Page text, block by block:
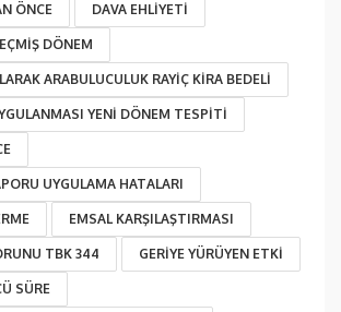
ÖNCE DAVA EHLIYETI
DÖNEM
ARABULUCULUK RAYIÇ KIRA BEDELI
YENI DÖNEM TESPITI
UYGULAMA HATALARI
EMSAL KARŞILAŞTIRMASI
TBK 344 GERIYE YÜRÜYEN ETKI
SÜRE